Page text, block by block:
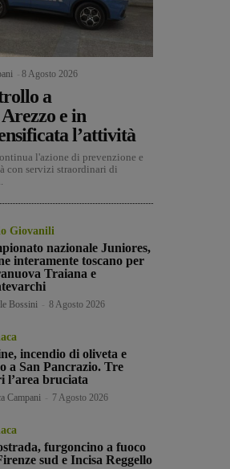
8 Agosto 2026
a
e in
l’attività
l'azione di prevenzione e
con servizi straordinari di
Giovanili
nazionale Juniores,
interamente toscano per
Traiana e
Bossini 8 Agosto 2026
incendio di oliveta e
a San Pancrazio. Tre
l’area bruciata
Campani 7 Agosto 2026
furgoncino a fuoco
sud e Incisa Reggello